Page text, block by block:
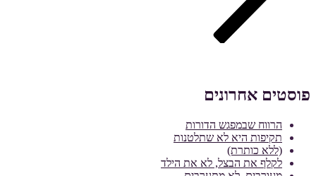
פוסטים אחרונים
הרווח שבמפגש הדורות
תקיפות היא לא שתלטנות
(ללא כותרת)
לקלף את הבצל, לא את הילד